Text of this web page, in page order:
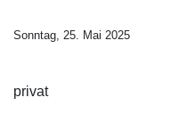
Sonntag, 25. Mai 2025
privat